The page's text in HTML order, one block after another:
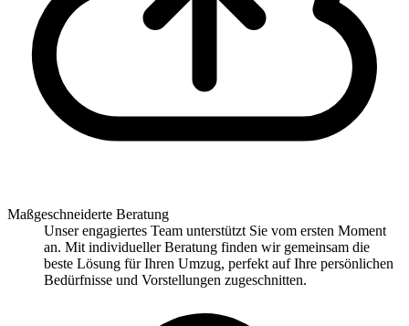
Maßgeschneiderte Beratung
Unser engagiertes Team unterstützt Sie vom ersten Moment
an. Mit individueller Beratung finden wir gemeinsam die
beste Lösung für Ihren Umzug, perfekt auf Ihre persönlichen
Bedürfnisse und Vorstellungen zugeschnitten.